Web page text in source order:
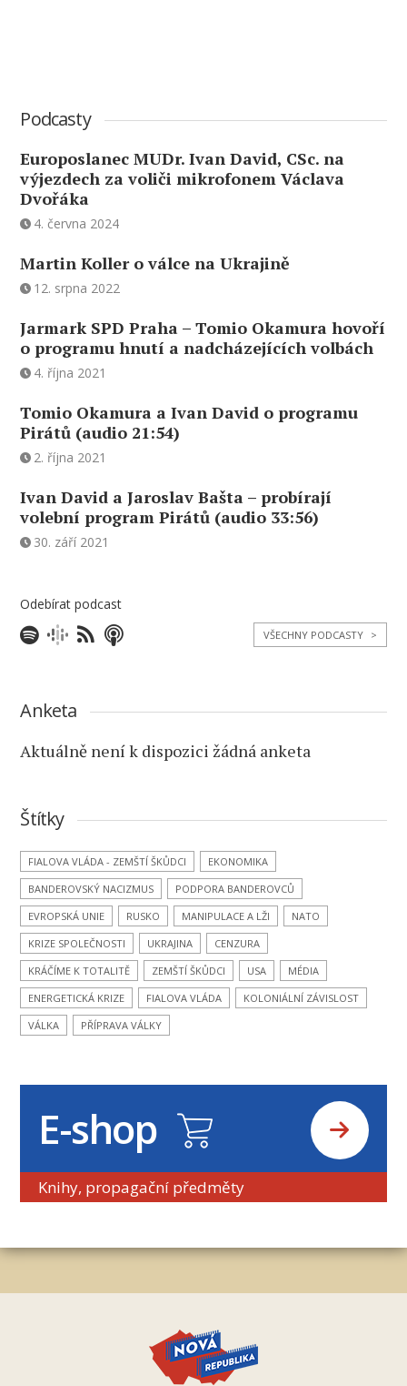
Podcasty
Europoslanec MUDr. Ivan David, CSc. na
výjezdech za voliči mikrofonem Václava
Dvořáka
4. června 2024
Martin Koller o válce na Ukrajině
12. srpna 2022
Jarmark SPD Praha – Tomio Okamura hovoří
o programu hnutí a nadcházejících volbách
4. října 2021
Tomio Okamura a Ivan David o programu
Pirátů (audio 21:54)
2. října 2021
Ivan David a Jaroslav Bašta – probírají
volební program Pirátů (audio 33:56)
30. září 2021
Odebírat podcast
VŠECHNY PODCASTY >
Anketa
Aktuálně není k dispozici žádná anketa
Štítky
FIALOVA VLÁDA - ZEMŠTÍ ŠKŮDCI
EKONOMIKA
BANDEROVSKÝ NACIZMUS
PODPORA BANDEROVCŮ
EVROPSKÁ UNIE
RUSKO MANIPULACE A LŽI
NATO
KRIZE SPOLEČNOSTI
UKRAJINA
CENZURA
KRÁČÍME K TOTALITĚ
ZEMŠTÍ ŠKŮDCI USA
MÉDIA
ENERGETICKÁ KRIZE
FIALOVA VLÁDA
KOLONIÁLNÍ ZÁVISLOST
VÁLKA
PŘÍPRAVA VÁLKY
E-shop
Knihy, propagační předměty